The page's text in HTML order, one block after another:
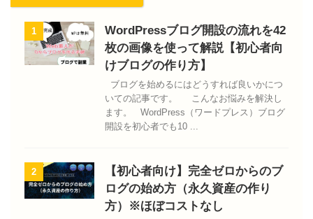
1
WordPressブログ開設の流れを42
枚の画像を使って解説【初心者向
けブログの作り方】
ブログを始めるにはどうすれば良いかにつ
いての記事です。 こんなお悩みを解決し
ます。 WordPress（ワードプレス）ブログ
開設を初心者でも10 ...
2
【初心者向け】完全ゼロからのブ
ログの始め方（永久資産の作り
方）※ほぼコストなし